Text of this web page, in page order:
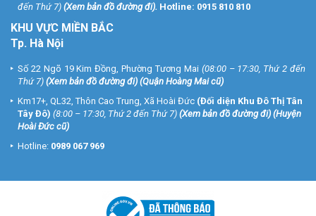
đến Thứ 7) (Xem bản đồ đường đi). Hotline: 0915 810 810
KHU VỰC MIỀN BẮC
Tp. Hà Nội
Số 22 Ngõ 19 Kim Đồng, Phường Tương Mai (08:00 – 17:30, Thứ 2 đến
Thứ 7) (Xem bản đồ đường đi) (Quận Hoàng Mai cũ)
Km17+, QL32, Thôn Cao Trung, Xã Hoài Đức (Đối diện Khu Đô Thị Tân
Tây Đô) (8:00 – 17:30, Thứ 2 đến Thứ 7) (Xem bản đồ đường đi) (Huyện
Hoài Đức cũ)
Hotline: 0989 067 969